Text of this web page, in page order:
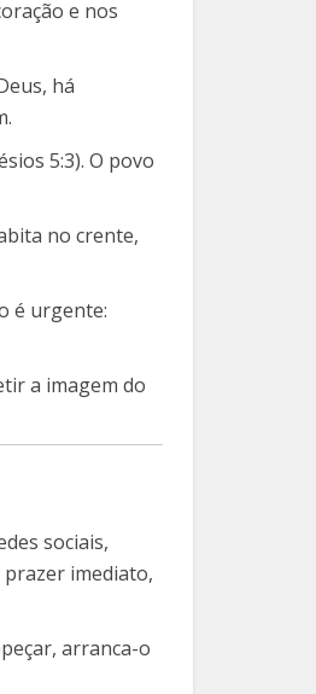
e nos
há
5:3). O povo
no crente,
é urgente:
a imagem do
sociais,
imediato,
arranca-o